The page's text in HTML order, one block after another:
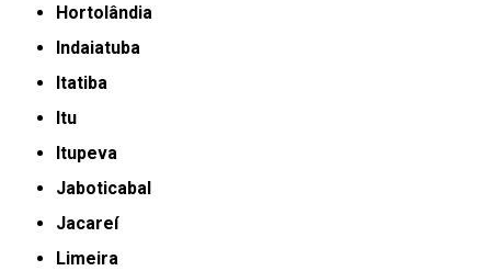
Hortolândia
Indaiatuba
Itatiba
Itu
Itupeva
Jaboticabal
Jacareí
Limeira